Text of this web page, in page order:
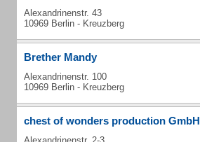
Alexandrinenstr. 43
10969 Berlin - Kreuzberg
Brether Mandy
Alexandrinenstr. 100
10969 Berlin - Kreuzberg
chest of wonders production GmbH